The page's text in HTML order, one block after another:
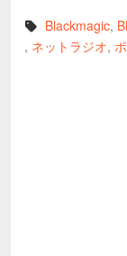
Blackmagic,
, ネットラジオ,